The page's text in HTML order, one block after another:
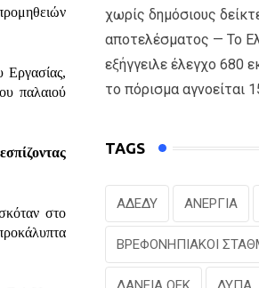
Εργασίας,
παλαιού
στο
χωρίς δημόσιους
αποτελέσματος — Το
εξήγγειλε έλεγχο 680
το πόρισμα αγνοείται
TAGS
ΑΔΕΔΥ ΑΝΕΡΓΙΑ
ΒΡΕΦΟΝΗΠΙΑΚΟΙ